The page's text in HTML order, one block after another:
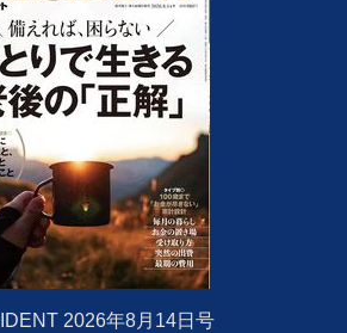
2026年8月14日号